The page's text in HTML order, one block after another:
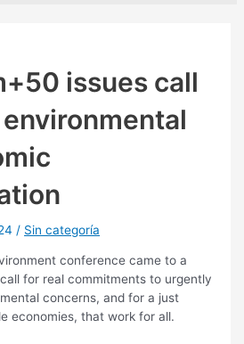
issues call
/ Sin categoría
conference came to a
for real commitments to urgently
concerns, and for a just
economies, that work for all.